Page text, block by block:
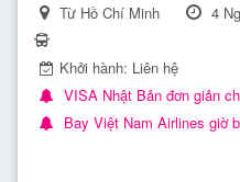
Từ Hồ Chí Minh 4
Khởi hành: Liên hệ
VISA Nhật Bản đơn giản
Bay Việt Nam Airlines giờ